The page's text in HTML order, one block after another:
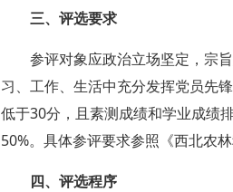
三、评选要求
参评对象应政治立场坚定，宗
习、工作、生活中充分发挥党员先
低于30分，且素测成绩和学业成绩
50%。具体参评要求参照《西北农
四、评选程序